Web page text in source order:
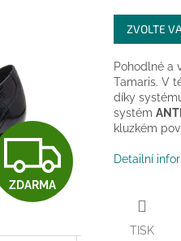
Z
D
ZDARMA
Měrná
cena:
ZVOLTE
Pohodlné a
Tamaris. V
díky
systém
kluzkém
Detailní
TISK